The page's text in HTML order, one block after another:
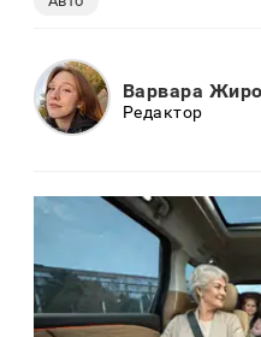
Варвара
Редактор